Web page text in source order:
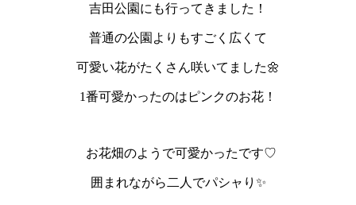
吉田公園にも行ってきました！
普通の公園よりもすごく広くて
可愛い花がたくさん咲いてました🌼
1番可愛かったのはピンクのお花！
お花畑のようで可愛かったです♡
囲まれながら二人でパシャり✨